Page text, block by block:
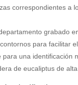
correspondientes a
grabado
para facilitar
una identificación
de eucaliptus de